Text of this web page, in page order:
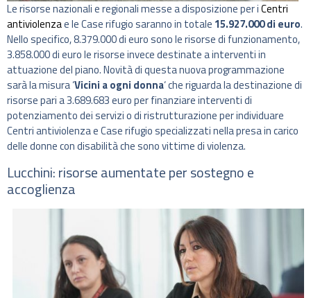
Le risorse nazionali e regionali messe a disposizione per iCentri
antiviolenzae le Case rifugio saranno in totale 15.927.000 di euro.
Nello specifico, 8.379.000 di euro sono le risorse di funzionamento,
3.858.000 di euro le risorse invece destinate a interventi in
attuazione del piano. Novità di questa nuova programmazione
sarà la misura ‘Vicini a ogni donna‘ che riguarda la destinazione di
risorse pari a 3.689.683 euro per finanziare interventi di
potenziamento dei servizi o di ristrutturazione per individuare
Centri antiviolenza e Case rifugio specializzati nella presa in carico
delle donne con disabilità che sono vittime di violenza.
Lucchini: risorse aumentate per sostegno e
accoglienza